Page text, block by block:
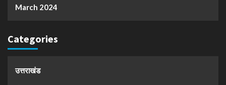
March 2024
Categories
उत्तराखंड